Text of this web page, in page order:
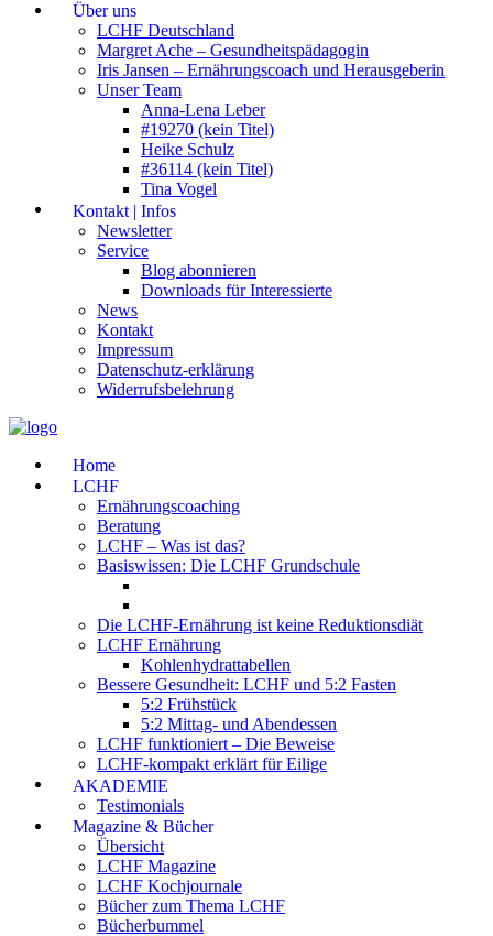
Über uns
LCHF Deutschland
Margret Ache – Gesundheitspädagogin
Iris Jansen – Ernährungscoach und Herausgeberin
Unser Team
Anna-Lena Leber
#19270 (kein Titel)
Heike Schulz
#36114 (kein Titel)
Tina Vogel
Kontakt | Infos
Newsletter
Service
Blog abonnieren
Downloads für Interessierte
News
Kontakt
Impressum
Datenschutz-erklärung
Widerrufsbelehrung
Home
LCHF
Ernährungscoaching
Beratung
LCHF – Was ist das?
Basiswissen: Die LCHF Grundschule
Die LCHF-Ernährung ist keine Reduktionsdiät
LCHF Ernährung
Kohlenhydrattabellen
Bessere Gesundheit: LCHF und 5:2 Fasten
5:2 Frühstück
5:2 Mittag- und Abendessen
LCHF funktioniert – Die Beweise
LCHF-kompakt erklärt für Eilige
AKADEMIE
Testimonials
Magazine & Bücher
Übersicht
LCHF Magazine
LCHF Kochjournale
Bücher zum Thema LCHF
Bücherbummel